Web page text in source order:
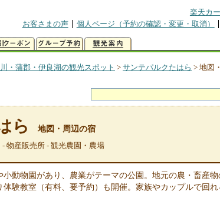
楽天カ
お客さまの声
個人ページ（予約の確認・変更・取消）
・蒲郡・伊良湖の観光スポット > サンテパルクたはら > 地図
ら 地図・周辺の宿
- 物産販売所 - 観光農園・農場
小動物園があり、農業がテーマの公園。地元の農・畜産
体験教室（有料、要予約）も開催。家族やカップルで回れ